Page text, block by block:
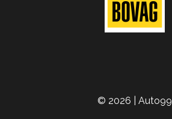
© 2026 | Auto99